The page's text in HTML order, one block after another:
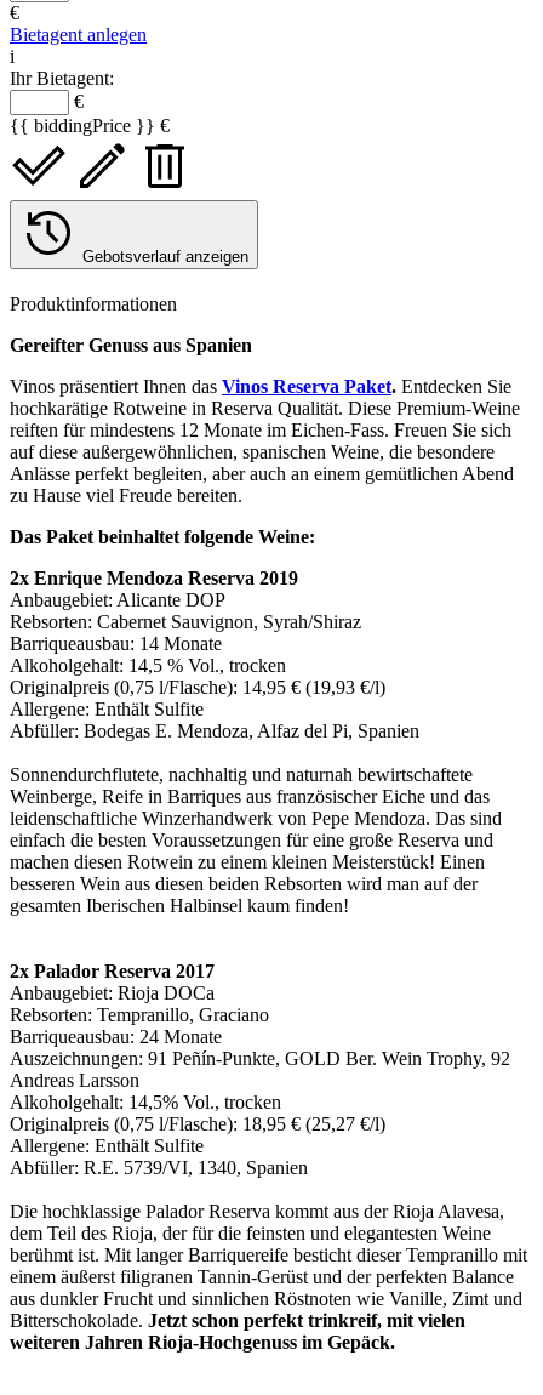
€
Bietagent anlegen
i
Ihr Bietagent:
€
{{ biddingPrice }} €
Gebotsverlauf anzeigen
Produktinformationen
Gereifter Genuss aus Spanien
Vinos präsentiert Ihnen das Vinos Reserva Paket. Entdecken Sie
hochkarätige Rotweine in Reserva Qualität. Diese Premium-Weine
reiften für mindestens 12 Monate im Eichen-Fass. Freuen Sie sich
auf diese außergewöhnlichen, spanischen Weine, die besondere
Anlässe perfekt begleiten, aber auch an einem gemütlichen Abend
zu Hause viel Freude bereiten.
Das Paket beinhaltet folgende Weine:
2x Enrique Mendoza Reserva 2019
Anbaugebiet: Alicante DOP
Rebsorten: Cabernet Sauvignon, Syrah/Shiraz
Barriqueausbau: 14 Monate
Alkoholgehalt: 14,5 % Vol., trocken
Originalpreis (0,75 l/Flasche): 14,95 € (19,93 €/l)
Allergene: Enthält Sulfite
Abfüller: Bodegas E. Mendoza, Alfaz del Pi, Spanien
Sonnendurchflutete, nachhaltig und naturnah bewirtschaftete
Weinberge, Reife in Barriques aus französischer Eiche und das
leidenschaftliche Winzerhandwerk von Pepe Mendoza. Das sind
einfach die besten Voraussetzungen für eine große Reserva und
machen diesen Rotwein zu einem kleinen Meisterstück! Einen
besseren Wein aus diesen beiden Rebsorten wird man auf der
gesamten Iberischen Halbinsel kaum finden!
2x Palador Reserva 2017
Anbaugebiet: Rioja DOCa
Rebsorten: Tempranillo, Graciano
Barriqueausbau: 24 Monate
Auszeichnungen: 91 Peñín-Punkte, GOLD Ber. Wein Trophy, 92
Andreas Larsson
Alkoholgehalt: 14,5% Vol., trocken
Originalpreis (0,75 l/Flasche): 18,95 € (25,27 €/l)
Allergene: Enthält Sulfite
Abfüller: R.E. 5739/VI, 1340, Spanien
Die hochklassige Palador Reserva kommt aus der Rioja Alavesa,
dem Teil des Rioja, der für die feinsten und elegantesten Weine
berühmt ist. Mit langer Barriquereife besticht dieser Tempranillo mit
einem äußerst filigranen Tannin-Gerüst und der perfekten Balance
aus dunkler Frucht und sinnlichen Röstnoten wie Vanille, Zimt und
Bitterschokolade. Jetzt schon perfekt trinkreif, mit vielen
weiteren Jahren Rioja-Hochgenuss im Gepäck.